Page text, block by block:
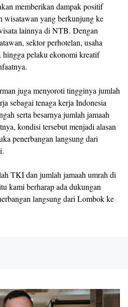
memberikan dampak positif
wisatawan yang berkunjung ke
lainnya di NTB. Dengan
sektor perhotelan, usaha
hingga pelaku ekonomi kreatif
juga menyoroti tingginya jumlah
sebagai tenaga kerja Indonesia
serta besarnya jumlah jamaah
kondisi tersebut menjadi alasan
penerbangan langsung dari
TKI dan jumlah jamaah umrah di
kami berharap ada dukungan
langsung dari Lombok ke